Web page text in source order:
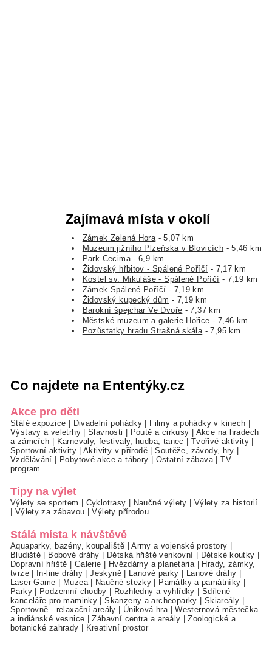
Zajímavá místa v okolí
Zámek Zelená Hora - 5,07 km
Muzeum jižního Plzeňska v Blovicích - 5,46 km
Park Cecima- 6,9 km
Židovský hřbitov - Spálené Poříčí - 7,17 km
Kostel sv. Mikuláše - Spálené Poříčí - 7,19 km
Zámek Spálené Poříčí - 7,19 km
Židovský kupecký dům - 7,19 km
Barokní špejchar Ve Dvoře - 7,37 km
Městské muzeum a galerie Hořice - 7,46 km
Pozůstatky hradu Strašná skála - 7,95 km
Co najdete na Ententýky.cz
Akce pro děti
Stálé expozice Divadelní pohádky Filmy a pohádky v kinech
Výstavy a veletrhy|Slavnosti Poutě a cirkusy
Akce na hradech
a zámcích
Karnevaly, festivaly, hudba, tanec Tvořivé aktivity
Sportovní aktivity|Aktivity v přírodě |Soutěže, závody, hry
Vzdělávání
Pobytové akce a tábory Ostatní zábava |TV
program
Tipy na výlet
Výlety se sportem Cyklotrasy Naučné výlety
Výlety za historií
Výlety za zábavou |Výlety přírodou
Stálá místa k návštěvě
Aquaparky, bazény, koupaliště |Army a vojenské prostory
Bludiště
Bobové dráhy Dětská hřiště venkovní Dětské koutky
Dopravní hřiště
Galerie Hvězdárny a planetária
Hrady, zámky,
tvrze| In-line dráhy |Jeskyně| Lanové parky Lanové dráhy
Laser Game
Muzea| Naučné stezky Památky a památníky
Parky| Podzemní chodby Rozhledny a vyhlídky
Sdílené
kanceláře pro maminky |Skanzeny a archeoparky Skiareály
Sportovně - relaxační areály
Úniková hra |Westernová městečka
a indiánské vesnice |Zábavní centra a areály |Zoologické a
botanické zahrady
Kreativní prostor